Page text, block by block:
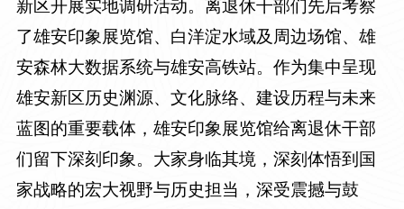
新区开展实地调研活动。 离退休干部们先后考察
了雄安印象展览馆、白洋淀水域及周边场馆、雄
安森林大数据系统与雄安高铁站。作为集中呈现
雄安新区历史渊源、文化脉络、建设历程与未来
蓝图的重要载体，雄安印象展览馆给离退休干部
们留下深刻印象。大家身临其境，深刻体悟到国
家战略的宏大视野与历史担当，深受震撼与鼓